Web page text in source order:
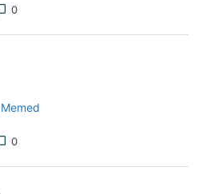
Número total de comentários: 0
Número total de comentários: 0